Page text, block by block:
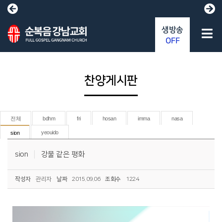
찬양게시판
전체 bdhm fri hosan imma nasa
sion yeouido
sion 강물 같은 평화
작성자 관리자 날짜 2015.09.06 조회수 1224
생방송
OFF